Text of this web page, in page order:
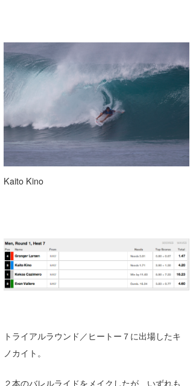
Kaito Kino
トライアルラウンド／ヒートー７に出場したキ
ノカイト。
２本のバレルライドをメイクしたが、いずれも